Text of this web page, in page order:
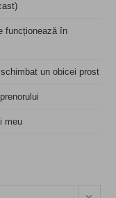
funcționează în
un obicei prost
meu